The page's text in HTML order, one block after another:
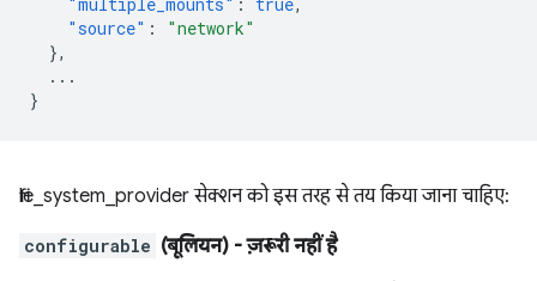
"source" :
"network"
},
...
}
file_system_provider सेक्शन को इस तरह से तय किया जाना चाहिए:
configurable (बूलियन) - ज़रूरी नहीं है